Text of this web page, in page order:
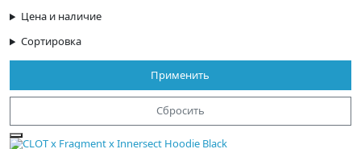
Цена и наличие
Сортировка
Применить
Сбросить